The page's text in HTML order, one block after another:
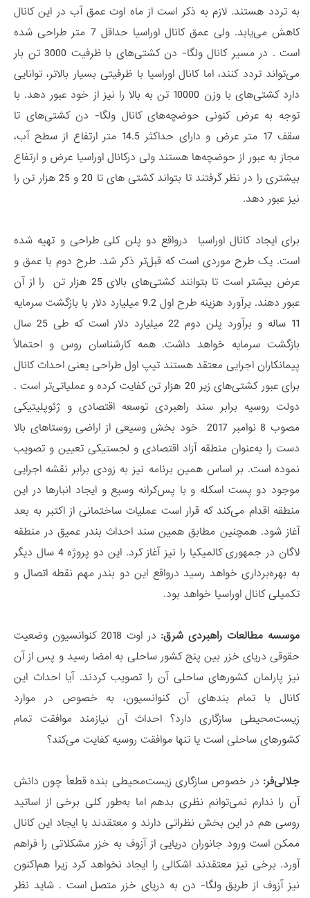
به تردد هستند. لازم به ذکر است از ماه اوت عمق آب در این کانال
کاهش می‌یابد. ولی عمق کانال اوراسیا حداقل 7 متر طراحی شده
است . در مسیر کانال ولگا- دن کشتی‌های با ظرفیت 3000 تن بار
می‌تواند تردد کنند، اما کانال اوراسیا با ظرفیتی بسیار بالاتر، توانایی
دارد کشتی‌های با وزن 10000 تن به بالا را نیز از خود عبور دهد. با
توجه به عرض کنونی حوضچه‌های کانال ولگا- دن کشتی‌های تا
سقف 17 متر عرض و دارای حداکثر 14.5 متر ارتفاع از سطح آب،
مجاز به عبور از حوضچه‌ها هستند ولی درکانال اوراسیا عرض و ارتفاع
بیشتری را در نظر گرفتند تا بتواند کشتی های تا 20 و 25 هزار تن را
نیز عبور دهد.
برای ایجاد کانال اوراسیا درواقع دو پلن کلی طراحی و تهیه شده
است. یک طرح موردی است که قبل‌تر ذکر شد. طرح دوم با عمق و
عرض بیشتر است تا بتوانند کشتی‌های بالای 25 هزار تن را از آن
عبور دهند. برآورد هزینه طرح اول 9.2 میلیارد دلار با بازگشت سرمایه
11 ساله و برآورد پلن دوم 22 میلیارد دلار است که طی 25 سال
بازگشت سرمایه خواهد داشت. همه کارشناسان روس و احتمالاً
پیمانکاران اجرایی معتقد هستند تیپ اول طراحی یعنی احداث کانال
برای عبور کشتی‌های زیر 20 هزار تن کفایت کرده و عملیاتی‌تر است .
دولت روسیه برابر سند راهبردی توسعه اقتصادی و ژئوپلیتیکی
مصوب 8 نوامبر 2017 خود بخش وسیعی از اراضی روستاهای بالا
دست را به‌عنوان منطقه آزاد اقتصادی و لجستیکی تعیین و تصویب
نموده است. بر اساس همین برنامه نیز به زودی برابر نقشه اجرایی
موجود دو پست اسکله و با پس‌کرانه وسیع و ایجاد انبارها در این
منطقه اقدام می‌کند که قرار است عملیات ساختمانی از اکتبر به بعد
آغاز شود. همچنین مطابق همین سند احداث بندر عمیق در منطقه
لاگان در جمهوری کالمیکیا را نیز آغاز کرد. این دو پروژه 4 سال دیگر
به بهره‌برداری خواهد رسید درواقع این دو بندر مهم نقطه اتصال و
تکمیلی کانال اوراسیا خواهد بود.
موسسه مطالعات راهبردی شرق:
در اوت 2018 کنوانسیون وضعیت
حقوقی دریای خزر بین پنج کشور ساحلی به امضا رسید و پس از آن
نیز پارلمان کشورهای ساحلی آن را تصویب کردند. آیا احداث این
کانال با تمام بندهای آن کنوانسیون، به خصوص در موارد
زیست‌محیطی سازگاری دارد؟ احداث آن نیازمند موافقت تمام
کشورهای ساحلی است یا تنها موافقت روسیه کفایت می‌کند؟
جلالی‌فر: در خصوص سازگاری زیست‌محیطی بنده قطعاً چون دانش
آن را ندارم نمی‌توانم نظری بدهم اما به‌طور کلی برخی از اساتید
روسی هم در این بخش نظراتی دارند و معتقدند با ایجاد این کانال
ممکن است ورود جانوران دریایی از آزوف به خزر مشکلاتی را فراهم
آورد. برخی نیز معتقدند اشکالی را ایجاد نخواهد کرد زیرا هم‌اکنون
نیز آزوف از طریق ولگا- دن به دریای خزر متصل است . شاید نظر